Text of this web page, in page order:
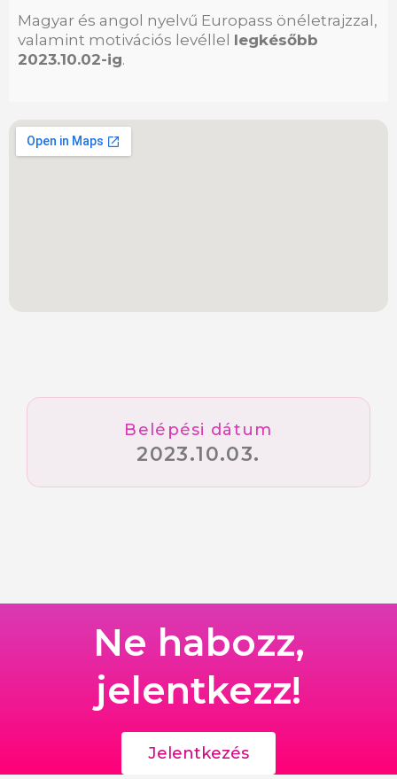
Magyar és angol nyelvű Europass önéletrajzzal,
valamint motivációs levéllel legkésőbb
2023.10.02-ig.
Belépési dátum
2023.10.03.
Ne habozz,
jelentkezz!
Jelentkezés